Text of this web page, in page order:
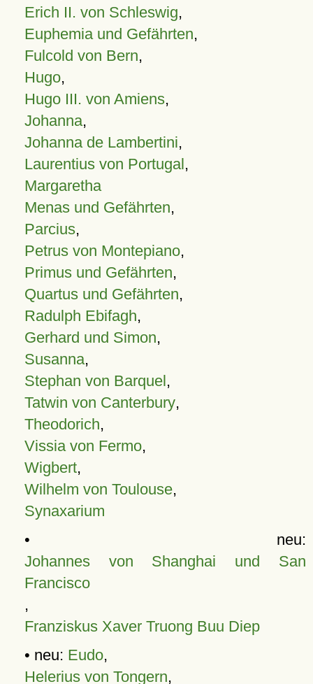
Erich II. von Schleswig,
Euphemia und Gefährten,
Fulcold von Bern,
Hugo,
Hugo III. von Amiens,
Johanna,
Johanna de Lambertini,
Laurentius von Portugal,
Margaretha
Menas und Gefährten,
Parcius,
Petrus von Montepiano,
Primus und Gefährten,
Quartus und Gefährten,
Radulph Ebifagh,
Gerhard und Simon,
Susanna,
Stephan von Barquel,
Tatwin von Canterbury,
Theodorich,
Vissia von Fermo,
Wigbert,
Wilhelm von Toulouse,
Synaxarium
• neu:
Johannes von Shanghai und San
Francisco
,
Franziskus Xaver Truong Buu Diep
• neu: Eudo,
Helerius von Tongern,